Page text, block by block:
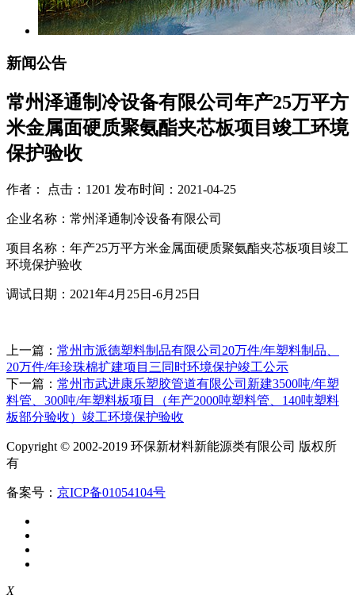
新闻公告
常州泽通制冷设备有限公司年产25万平方
米金属面硬质聚氨酯夹芯板项目竣工环境
保护验收
作者： 点击：1201 发布时间：2021-04-25
企业名称：常州泽通制冷设备有限公司
项目名称：年产25万平方米金属面硬质聚氨酯夹芯板项目竣工
环境保护验收
调试日期：2021年4月25日-6月25日
上一篇： 常州市派德塑料制品有限公司20万件/年塑料制品、
20万件/年珍珠棉扩建项目三同时环境保护竣工公示
下一篇： 常州市武进康乐塑胶管道有限公司新建3500吨/年塑
料管、300吨/年塑料板项目（年产2000吨塑料管、140吨塑料
板部分验收）竣工环境保护验收
Copyright © 2002-2019 环保新材料新能源类有限公司 版权所
有
备案号： 京ICP备01054104号
X